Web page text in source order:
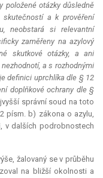
položené otázky důsledně
skutečností a k prověření
neobstará si relevantní
zaměřeny na azylový
skutkové otázky, a ani
a s rozhodnými
definici uprchlíka dle § 12
doplňkové ochrany dle §
správní soud na toto
písm. b) zákona o azylu,
v dalších podrobnostech
žalovaný se v průběhu
na bližší okolnosti a